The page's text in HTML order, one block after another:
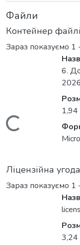
Файли
Контейнер
Зараз показуємо 1
Вантажиться...
6.
1,94
Ліцензійна угода
Зараз показуємо 1
3,24